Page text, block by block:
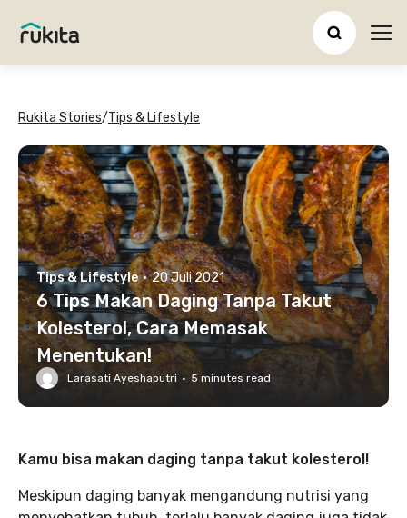
Rukita Stories/Tips & Lifestyle
Tips & Lifestyle · 20 Juli 2021
6 Tips Makan Daging Tanpa Takut
Kolesterol, Cara Memasak
Menentukan!
Larasati Ayeshaputri · 5 minutes read
Kamu bisa makan daging tanpa takut kolesterol!
Meskipun daging banyak mengandung nutrisi yang